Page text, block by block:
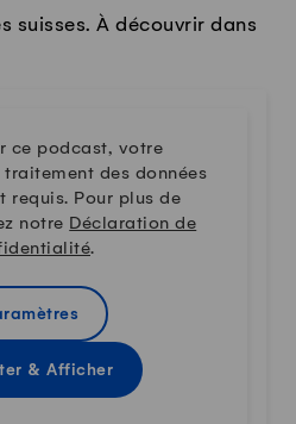
suisses. À découvrir dans
ce podcast, votre
des données
requis. Pour plus de
notre Déclaration de
.
& Afficher